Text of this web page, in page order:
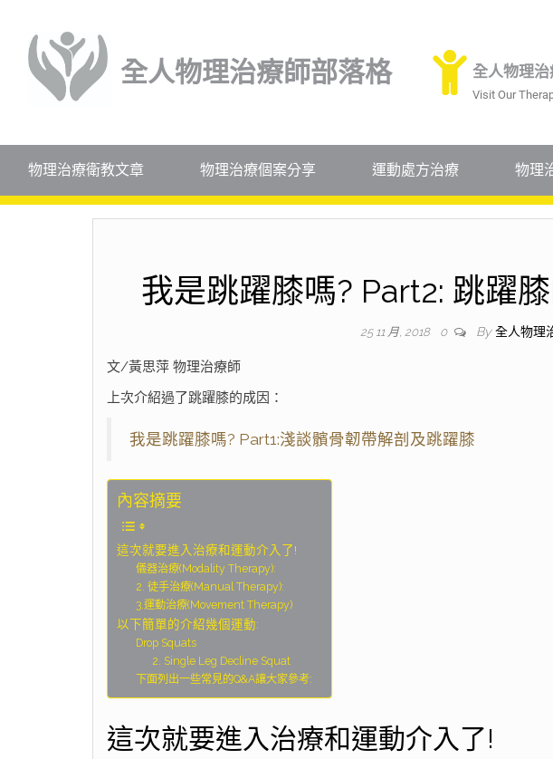
全人物理治療師部落格 全人物理治
Visit Our
物理治療衛教文章 物理治療個案分享 運動處方治療 物理
我是跳躍膝嗎? Part2: 跳躍
25 11 月, 2018 0 By 全人物理
文/黃思萍 物理治療師
上次介紹過了跳躍膝的成因：
我是跳躍膝嗎? Part1:淺談髕骨韌帶解剖及跳躍膝
內容摘要
這次就要進入治療和運動介入了!
儀器治療(Modality Therapy):
2. 徒手治療(Manual Therapy):
3.運動治療(Movement Therapy)
以下簡單的介紹幾個運動:
Drop Squats
2. Single Leg Decline Squat
下面列出一些常見的Q&A讓大家參考:
這次就要進入治療和運動介入了!